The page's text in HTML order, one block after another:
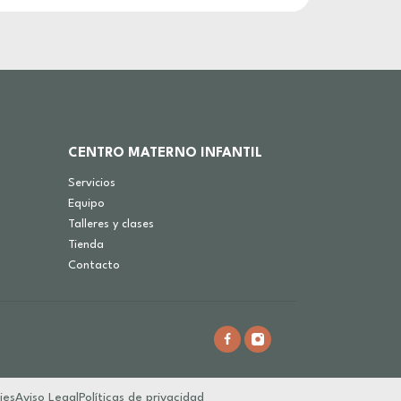
CENTRO MATERNO INFANTIL
Servicios
Equipo
Talleres y clases
Tienda
Contacto
Aviso Legal Políticas de privacidad